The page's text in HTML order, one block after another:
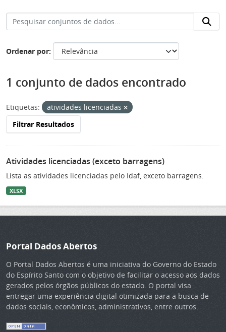
Ordenar por
1 conjunto de dados encontrado
Etiquetas:
atividades licenciadas
Filtrar Resultados
Atividades licenciadas (exceto barragens)
Lista as atividades licenciadas pelo Idaf, exceto barragens.
XLSX
Portal Dados Abertos
O Portal Dados Abertos é uma iniciativa do Governo do Estado
do Espírito Santo com o objetivo de facilitar o acesso aos dados
gerados pelos órgãos públicos do estado. O portal visa
entregar uma experiência digital otimizada para a busca de
dados sociais, econômicos, administrativos, entre outros.